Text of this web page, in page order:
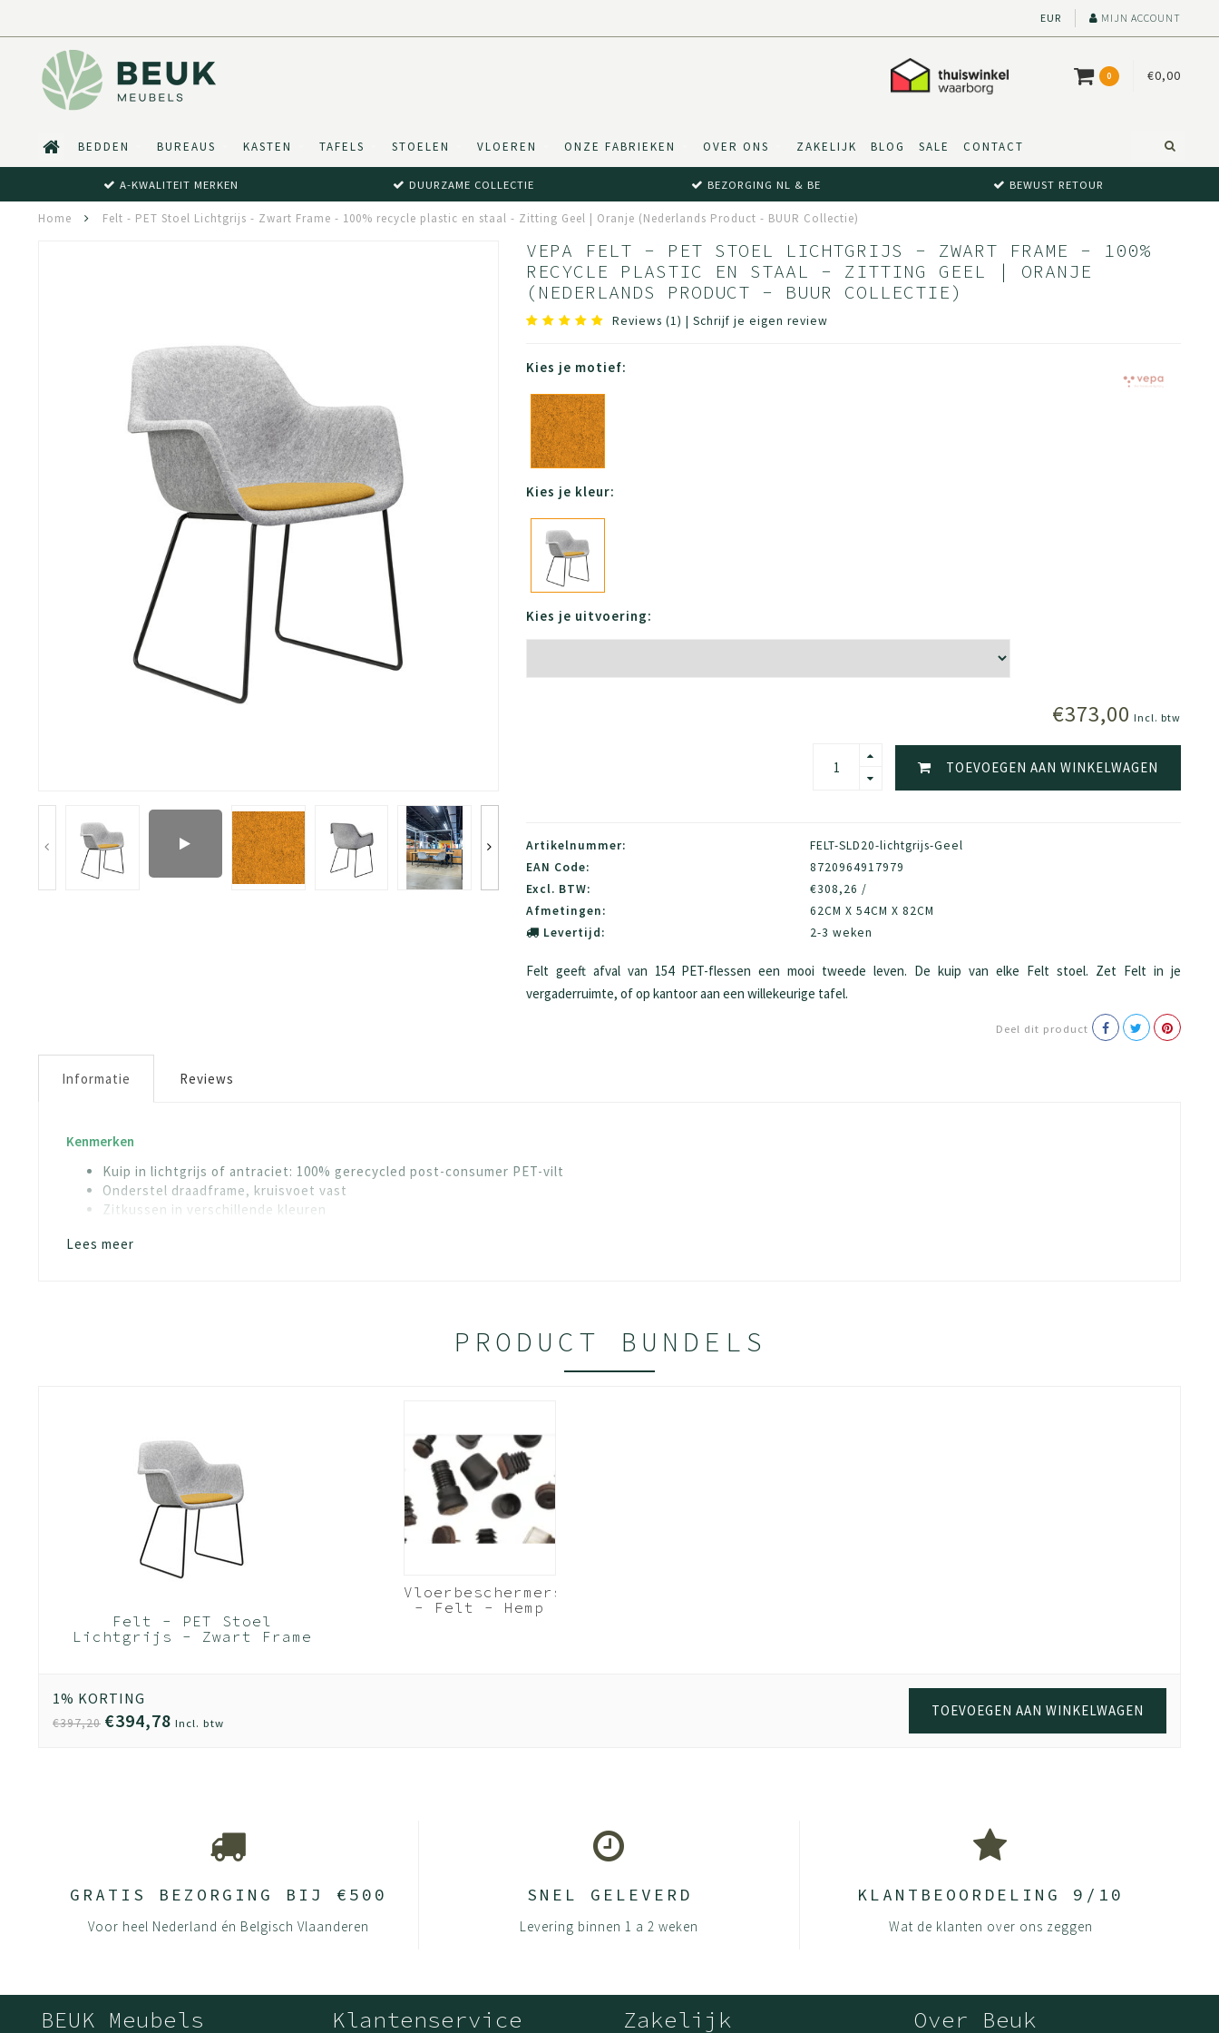
EUR MIJN ACCOUNT
0 €0,00
BEDDEN BUREAUS KASTEN TAFELS STOELEN VLOEREN ONZE FABRIEKEN OVER ONS ZAKELIJK BLOG SALE CONTACT
A-KWALITEIT MERKEN DUURZAME COLLECTIE BEZORGING NL & BE BEWUST RETOUR
Home Felt - PET Stoel Lichtgrijs - Zwart Frame - 100% recycle plastic en staal - Zitting Geel | Oranje (Nederlands Product - BUUR Collectie)
VEPA FELT - PET STOEL LICHTGRIJS - ZWART FRAME - 100%
RECYCLE PLASTIC EN STAAL - ZITTING GEEL | ORANJE
(NEDERLANDS PRODUCT - BUUR COLLECTIE)
Reviews (1) | Schrijf je eigen review
Kies je motief:
Kies je kleur:
Kies je uitvoering:
€373,00 Incl. btw
TOEVOEGEN AAN WINKELWAGEN
Artikelnummer:
FELT-SLD20-lichtgrijs-Geel
EAN Code:
8720964917979
Excl. BTW:
€308,26 /
Afmetingen:
62CM X 54CM X 82CM
Levertijd:
2-3 weken
Felt geeft afval van 154 PET-flessen een mooi tweede leven. De kuip van elke Felt stoel. Zet Felt in je
vergaderruimte, of op kantoor aan een willekeurige tafel.
Deel dit product
Informatie Reviews
Kenmerken
Kuip in lichtgrijs of antraciet: 100% gerecycled post-consumer PET-vilt
Onderstel draadframe, kruisvoet vast
Zitkussen in verschillende kleuren
Zitting geperst vilt uit post consumer gerecyclede PET-flessen
NEN-EN 16139 (sterkte, duurzaamheid en stabiliteit)
Stoffering: duurzame stof
Lees meer
PRODUCT BUNDELS
Felt - PET Stoel
Lichtgrijs - Zwart Frame
Product - BUUR Collectie)
Vloerbeschermers
- Felt - Hemp
1% KORTING
€397,20 €394,78 Incl. btw
TOEVOEGEN AAN WINKELWAGEN
GRATIS BEZORGING BIJ €500
Voor heel Nederland én Belgisch Vlaanderen
SNEL GELEVERD
Levering binnen 1 a 2 weken
KLANTBEOORDELING 9/10
Wat de klanten over ons zeggen
BEUK Meubels Klantenservice Zakelijk Over Beuk